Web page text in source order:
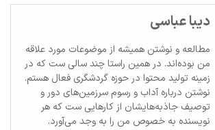
دیبا عباسی
مطالعه و نوشتن همیشه از موضوعات مورد علاقه
من بوده‌اند. در همین راستا چند سالی ست که در
زمینه تولید محتوا در حوزه گردشگری فعال هستم.
نوشتن درباره آداب و رسوم سرزمین‌های دور و
توصیف جاذبه‌هایشان از کارهایی ست که هر
نویسنده به خصوص من را به وجد می‌آورد.